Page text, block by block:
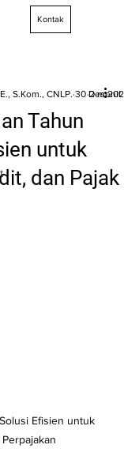
Kontak
Tahun
untuk
dan Pajak
S.Kom., CNLP. 30 Des2 menit
Efisien untuk